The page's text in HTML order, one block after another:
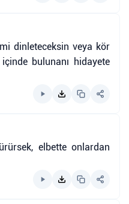
dinleteceksin veya kör
bulunanı hidayete
elbette onlardan